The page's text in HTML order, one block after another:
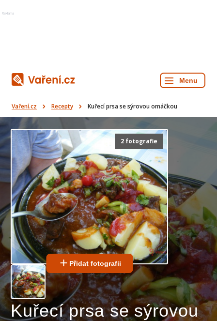
Reklama
Vaření.cz Recepty Kuřecí prsa se sýrovou omáčkou
2 fotografie
Přidat fotografii
Kuřecí prsa se sýrovou